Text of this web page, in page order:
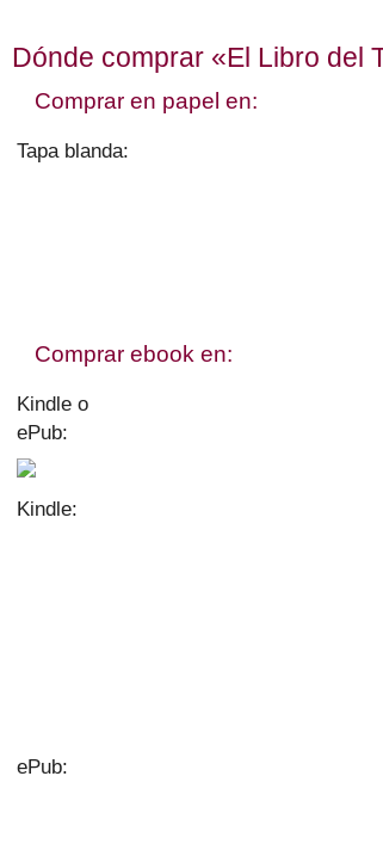
Dónde comprar «El Libro del
Comprar en papel en:
Tapa blanda:
Comprar ebook en:
Kindle o
ePub:
Kindle:
ePub: